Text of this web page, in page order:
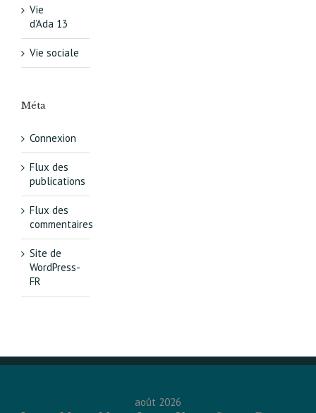
Vie
d’Ada 13
Vie sociale
Méta
Connexion
Flux des
publications
Flux des
commentaires
Site de
WordPress-
FR
août 2026